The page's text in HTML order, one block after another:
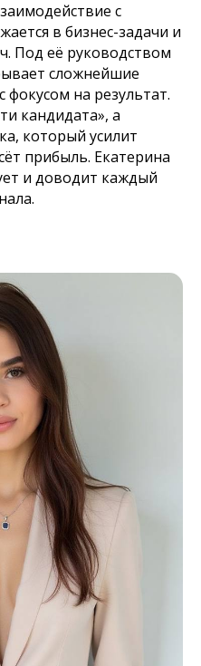
с
в бизнес-задачи и
Под её руководством
сложнейшие
фокусом на результат.
кандидата», а
который усилит
прибыль. Екатерина
и доводит каждый